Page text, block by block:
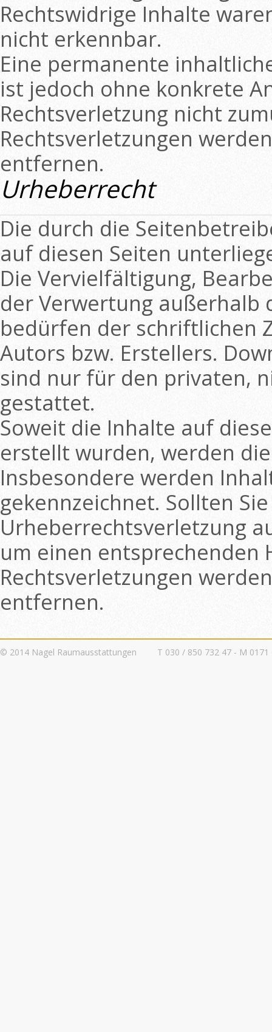
Rechtswidrige Inhalte
nicht erkennbar.
Eine permanente
ist jedoch ohne konkrete
Rechtsverletzung nicht
Rechtsverletzungen
entfernen.
Urheberrecht
Die durch die
auf diesen Seiten
Die Vervielfältigung,
der Verwertung außerhalb
bedürfen der schriftlichen
Autors bzw. Erstellers.
sind nur für den privaten,
gestattet.
Soweit die Inhalte auf
erstellt wurden, werden
Insbesondere werden
gekennzeichnet. Sollten
Urheberrechtsverletzung
um einen entsprechenden
Rechtsverletzungen
entfernen.
© 2014 Nagel Raumausstattungen T 030 / 850 732 47 - M